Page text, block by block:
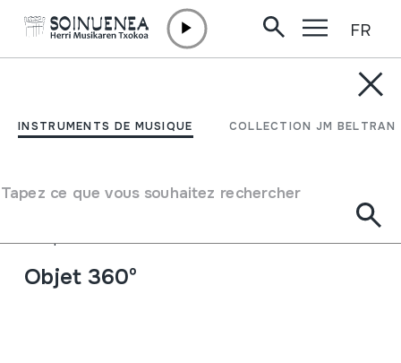
INSTRUMENTS DE MUSIQUE COLLECTION JM BELTRAN
Tapez ce que vous souhaitez rechercher
FR
BASURI; BANSURI;
Auteur
Ez dakigu.
Aérophones->Flûtes->Traversière
Objet 360º